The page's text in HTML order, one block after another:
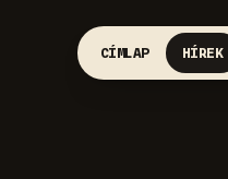
CÍMLAP HÍREK